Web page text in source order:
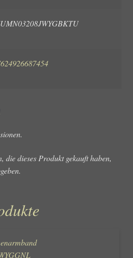
die dieses Produkt gekauft haben,